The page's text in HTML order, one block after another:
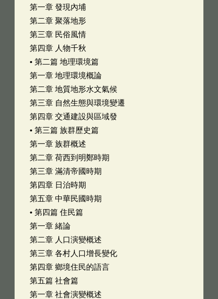
第一章 發現內埔
第二章 聚落地形
第三章 民俗風情
第四章 人物千秋
• 第二篇 地理環境篇
第一章 地理環境概論
第二章 地質地形水文氣候
第三章 自然生態與環境變遷
第四章 交通建設與區域發
• 第三篇 族群歷史篇
第一章 族群概述
第二章 荷西到明鄭時期
第三章 滿清帝國時期
第四章 日治時期
第五章 中華民國時期
• 第四篇 住民篇
第一章 緒論
第二章 人口演變概述
第三章 各村人口增長變化
第四章 鄉境住民的語言
第五篇 社會篇
第一章 社會演變概述